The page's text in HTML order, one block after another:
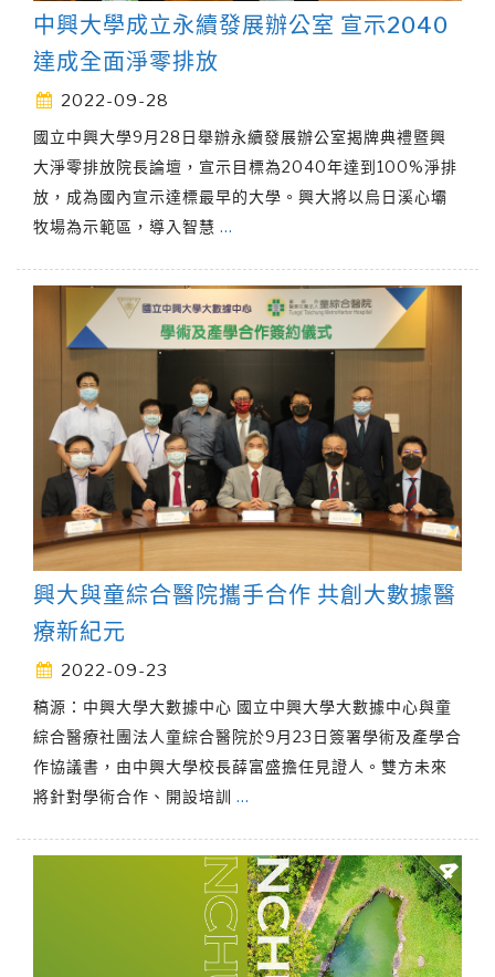
中興大學成立永續發展辦公室 宣示2040
達成全面淨零排放
2022-09-28
國立中興大學9月28日舉辦永續發展辦公室揭牌典禮暨興
大淨零排放院長論壇，宣示目標為2040年達到100%淨排
放，成為國內宣示達標最早的大學。興大將以烏日溪心壩
牧場為示範區，導入智慧 …
興大與童綜合醫院攜手合作 共創大數據醫
療新紀元
2022-09-23
稿源：中興大學大數據中心 國立中興大學大數據中心與童
綜合醫療社團法人童綜合醫院於9月23日簽署學術及產學合
作協議書，由中興大學校長薛富盛擔任見證人。雙方未來
將針對學術合作、開設培訓 …